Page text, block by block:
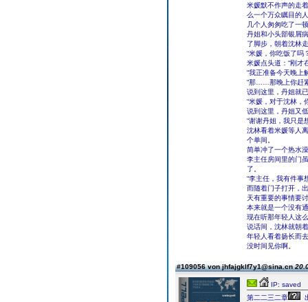
米媛默不作声的走
么一个万众瞩目的
几个人匆匆吃了一
丹姐和小头部银屑
了脚步，朝着沈林
“米媛，你吃饭了吗
米媛点头道：“刚才
“我正准备今天晚上
“那……那晚上你赶
说到这里，丹姐就
“米媛，对于沈林，
说到这里，丹姐又
“谢谢丹姐，我只是
沈林看着米媛等人
个单间。
简单冲了一个热水
李主任房间里的门
了。
“李主任，我有件事
而随着门子打开，
天有重要的事情要
本来就是一个没有
现在听那年轻人这
说话间，沈林就朝
年轻人看着扬长而
没时间见你啊。
#109056 von jhfajgklf7y1@sina.cn
IP: saved
第二二三二章